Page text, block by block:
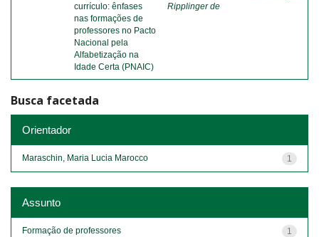
currículo: ênfases
nas formações de
professores no Pacto
Nacional pela
Alfabetização na
Idade Certa (PNAIC)
Ripplinger de
Busca facetada
Orientador
1
Maraschin, Maria Lucia Marocco
Assunto
1
Formação de professores